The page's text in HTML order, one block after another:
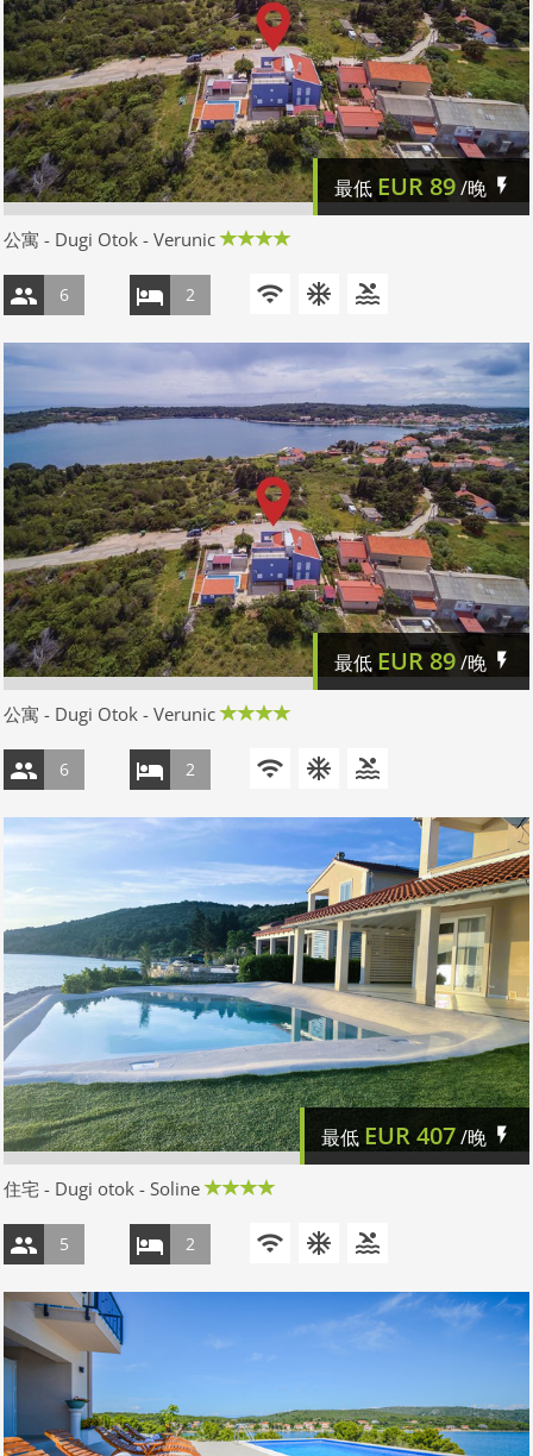
最低 EUR89/晚
公寓 - Dugi Otok - Verunic
6 2
最低 EUR89/晚
公寓 - Dugi Otok - Verunic
6 2
最低 EUR407/晚
住宅 - Dugi otok - Soline
5 2